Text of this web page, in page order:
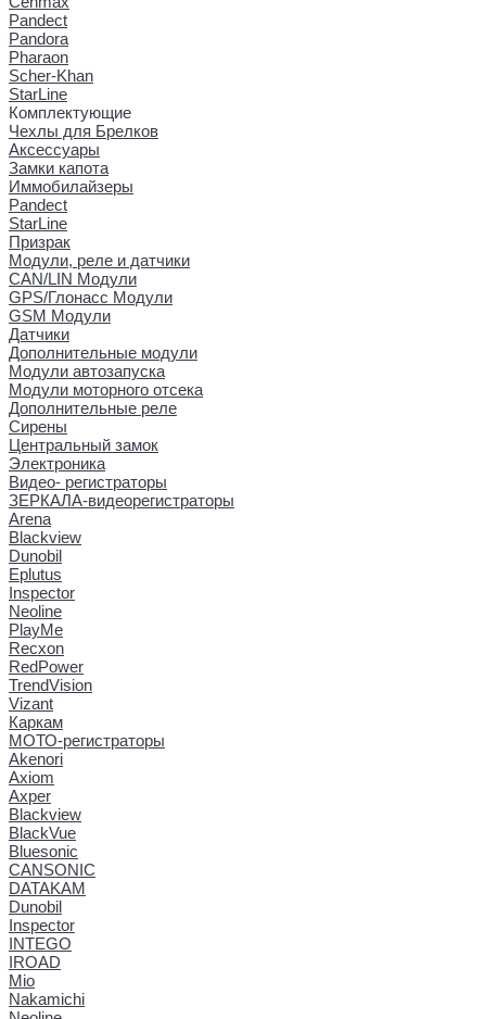
Pandect
Pandora
Pharaon
Scher-Khan
StarLine
Комплектующие
Чехлы для Брелков
Аксессуары
Замки капота
Иммобилайзеры
Pandect
StarLine
Призрак
Модули, реле и датчики
CAN/LIN Модули
GPS/Глонасс Модули
GSM Модули
Датчики
Дополнительные модули
Модули автозапуска
Модули моторного отсека
Дополнительные реле
Сирены
Центральный замок
Электроника
Видео- регистраторы
ЗЕРКАЛА-видеорегистраторы
Arena
Blackview
Dunobil
Eplutus
Inspector
Neoline
PlayMe
Recxon
RedPower
TrendVision
Vizant
Каркам
МОТО-регистраторы
Akenori
Axiom
Axper
Blackview
BlackVue
Bluesonic
CANSONIC
DATAKAM
Dunobil
Inspector
INTEGO
IROAD
Mio
Nakamichi